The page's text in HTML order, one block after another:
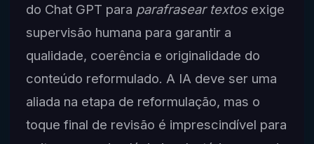
do Chat GPT para parafrasear textosexige
supervisão humana para garantir a
qualidade, coerência e originalidade do
conteúdo reformulado. A IA deve ser uma
aliada na etapa de reformulação, mas o
toque final de revisão é imprescindível para